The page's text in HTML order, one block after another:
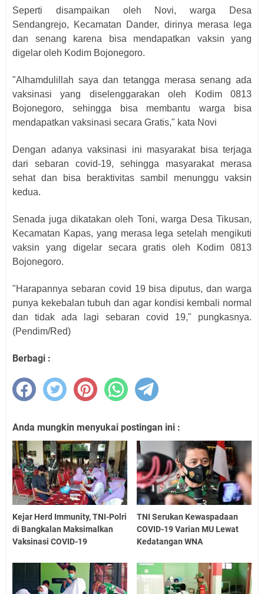
Seperti disampaikan oleh Novi, warga Desa
Sendangrejo, Kecamatan Dander, dirinya merasa lega
dan senang karena bisa mendapatkan vaksin yang
digelar oleh Kodim Bojonegoro.
"Alhamdulillah saya dan tetangga merasa senang ada
vaksinasi yang diselenggarakan oleh Kodim 0813
Bojonegoro, sehingga bisa membantu warga bisa
mendapatkan vaksinasi secara Gratis," kata Novi
Dengan adanya vaksinasi ini masyarakat bisa terjaga
dari sebaran covid-19, sehingga masyarakat merasa
sehat dan bisa beraktivitas sambil menunggu vaksin
kedua.
Senada juga dikatakan oleh Toni, warga Desa Tikusan,
Kecamatan Kapas, yang merasa lega setelah mengikuti
vaksin yang digelar secara gratis oleh Kodim 0813
Bojonegoro.
"Harapannya sebaran covid 19 bisa diputus, dan warga
punya kekebalan tubuh dan agar kondisi kembali normal
dan tidak ada lagi sebaran covid 19," pungkasnya.
(Pendim/Red)
Berbagi :
Anda mungkin menyukai postingan ini :
Kejar Herd Immunity, TNI-Polri
di Bangkalan Maksimalkan
Vaksinasi COVID-19
TNI Serukan Kewaspadaan
COVID-19 Varian MU Lewat
Kedatangan WNA